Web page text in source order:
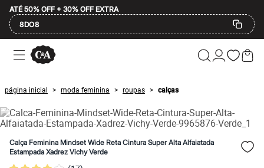
ATÉ 50% OFF + 30% OFF EXTRA
8DO8
Ofertas
Compre por Departamento
Masculino
Infantil
Calçados
Mindse7
Plus Size
Até 20% off
Até 40% off
Até 60% off
página inicial > moda feminina > roupas > calças
Calça Feminina Mindset Wide Reta Cintura Super Alta Alfaiatada
Estampada Xadrez Vichy Verde